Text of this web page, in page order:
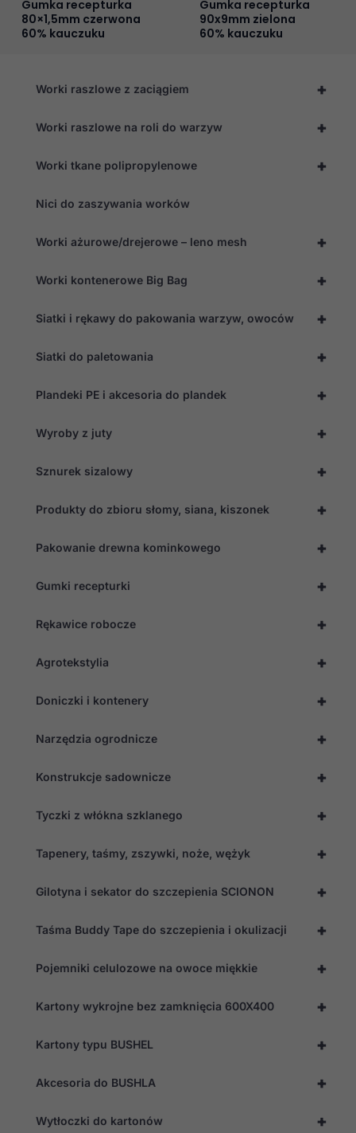
+
Worki raszlowe z zaciągiem
+
Worki raszlowe na roli do warzyw
+
Worki tkane polipropylenowe
Nici do zaszywania worków
+
Worki ażurowe/drejerowe – leno mesh
+
Worki kontenerowe Big Bag
+
Siatki i rękawy do pakowania warzyw, owoców
+
Siatki do paletowania
+
Plandeki PE i akcesoria do plandek
+
Wyroby z juty
+
Sznurek sizalowy
+
Produkty do zbioru słomy, siana, kiszonek
+
Pakowanie drewna kominkowego
+
Gumki recepturki
+
Rękawice robocze
+
Agrotekstylia
+
Doniczki i kontenery
+
Narzędzia ogrodnicze
+
Konstrukcje sadownicze
+
Tyczki z włókna szklanego
+
Tapenery, taśmy, zszywki, noże, wężyk
+
Gilotyna i sekator do szczepienia SCIONON
+
Taśma Buddy Tape do szczepienia i okulizacji
+
Pojemniki celulozowe na owoce miękkie
+
Kartony wykrojne bez zamknięcia 600X400
+
Kartony typu BUSHEL
+
Akcesoria do BUSHLA
+
Wytłoczki do kartonów
Gumka recepturka
80×1,5mm czerwona
60% kauczuku
Gumka recepturka
90x9mm zielona
60% kauczuku
strony
tego, jak
używana.
Doświadczenie
strona
internetowa